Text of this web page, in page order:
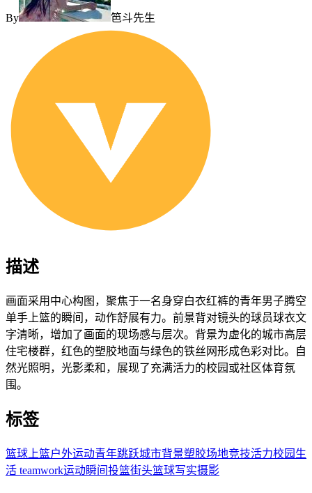
By 笆斗先生
描述
画面采用中心构图，聚焦于一名身穿白衣红裤的青年男子腾空
单手上篮的瞬间，动作舒展有力。前景背对镜头的球员球衣文
字清晰，增加了画面的现场感与层次。背景为虚化的城市高层
住宅楼群，红色的塑胶地面与绿色的铁丝网形成色彩对比。自
然光照明，光影柔和，展现了充满活力的校园或社区体育氛
围。
标签
篮球 上篮户外运动青年跳跃城市背景塑胶场地竞技活力校园生
活 teamwork运动瞬间投篮街头篮球写实摄影